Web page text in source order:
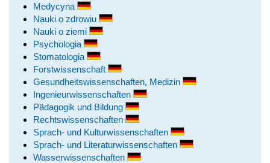
Medycyna
Nauki o zdrowiu
Nauki o ziemi
Psychologia
Stomatologia
Forstwissenschaft
Gesundheitswissenschaften, Medizin
Ingenieurwissenschaften
Pädagogik und Bildung
Rechtswissenschaften
Sprach- und Kulturwissenschaften
Sprach- und Literaturwissenschaften
Wasserwissenschaften